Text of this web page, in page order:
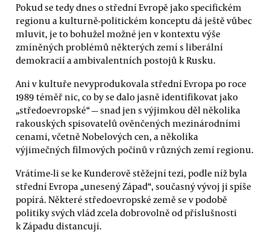
Pokud se tedy dnes o střední Evropě jako specifickém
regionu a kulturně-politickém konceptu dá ještě vůbec
mluvit, je to bohužel možné jen v kontextu výše
zmíněných problémů některých zemí s liberální
demokracií a ambivalentních postojů k Rusku.
Ani v kultuře nevyprodukovala střední Evropa po roce
1989 téměř nic, co by se dalo jasně identifikovat jako
„středoevropské“ — snad jen s výjimkou děl několika
rakouských spisovatelů ověnčených mezinárodními
cenami, včetně Nobelových cen, a několika
výjimečných filmových počinů v různých zemí regionu.
Vrátíme-li se ke Kunderově stěžejní tezi, podle níž byla
střední Evropa „unesený Západ“, současný vývoj ji spíše
popírá. Některé středoevropské země se v podobě
politiky svých vlád zcela dobrovolně od příslušnosti
k Západu distancují.